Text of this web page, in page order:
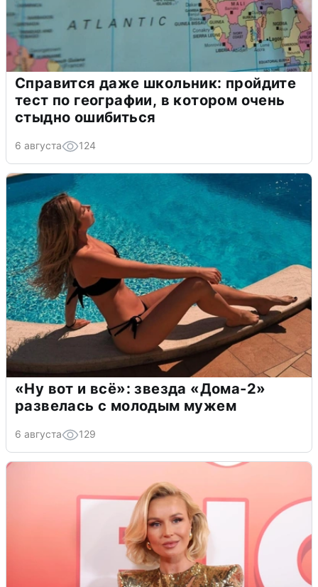
Справится даже школьник: пройдите
тест по географии, в котором очень
стыдно ошибиться
6 августа 124
«Ну вот и всё»: звезда «Дома-2»
развелась с молодым мужем
6 августа 129